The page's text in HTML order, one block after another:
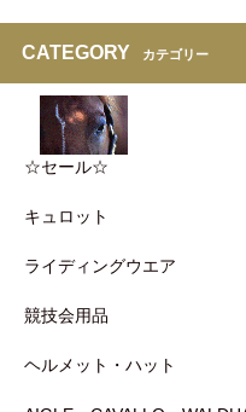
CATEGORY カテゴリー
☆セール☆
キュロット
ライディングウエア
競技会用品
ヘルメット・ハット